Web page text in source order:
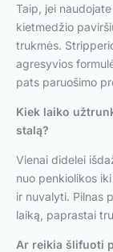
Taip, jei
kietmedžio
trukmės.
agresyvios
pats paruošimo
Kiek laiko
stalą?
Vienai didelei
nuo penkiolikos
ir nuvalyti. Pilnas
laiką, paprastai
Ar reikia šlifuoti